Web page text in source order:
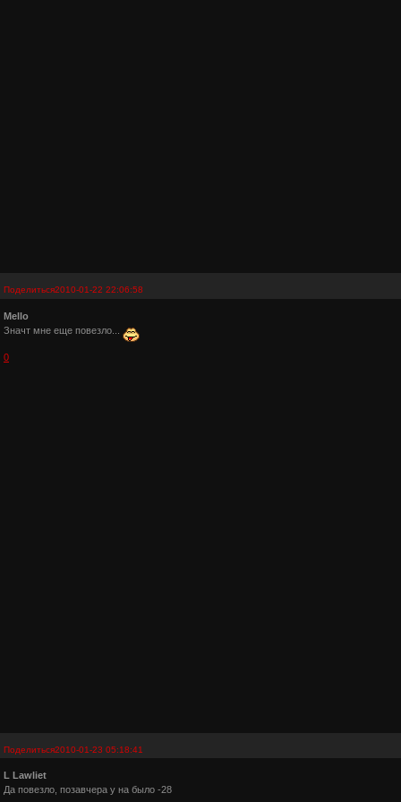
Поделиться2010-01-22 22:06:58
Mello
Значт мне еще повезло...
0
Поделиться2010-01-23 05:18:41
L Lawliet
Да повезло, позавчера у на было -28